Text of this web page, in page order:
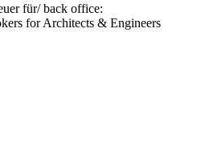
für/ back office:
for Architects & Engineers